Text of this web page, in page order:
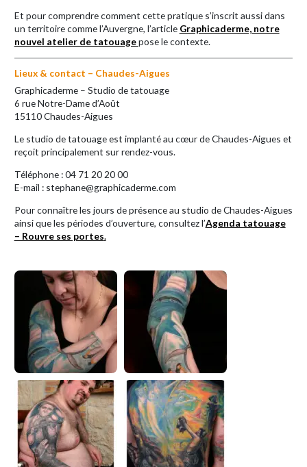
Et pour comprendre comment cette pratique s’inscrit aussi dans
un territoire comme l’Auvergne, l’article Graphicaderme, notre
nouvel atelier de tatouagepose le contexte.
Lieux & contact – Chaudes-Aigues
Graphicaderme – Studio de tatouage
6 rue Notre-Dame d’Août
15110 Chaudes-Aigues
Le studio de tatouage est implanté au cœur de Chaudes-Aigues et
reçoit principalement sur rendez-vous.
Téléphone : 04 71 20 20 00
E-mail : stephane@graphicaderme.com
Pour connaître les jours de présence au studio de Chaudes-Aigues
ainsi que les périodes d’ouverture, consultez l’Agenda tatouage
– Rouvre ses portes.